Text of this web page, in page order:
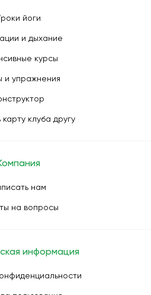
йоги
и дыхание
курсы
и упражнения
клуба другу
нам
на вопросы
информация